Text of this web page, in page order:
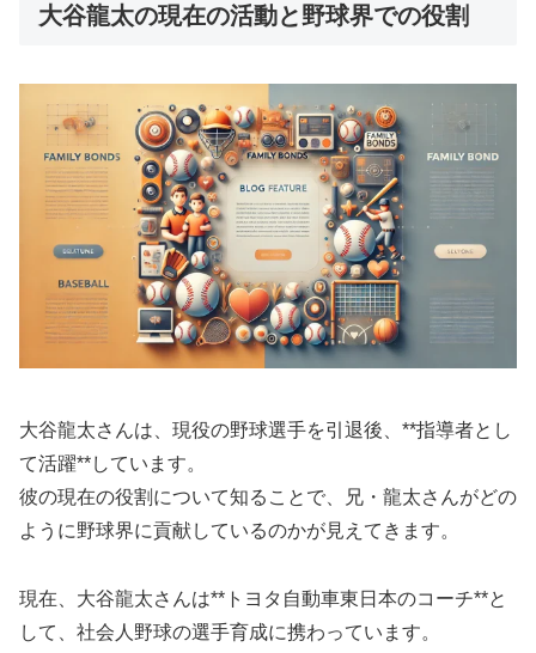
大谷龍太の現在の活動と野球界での役割
大谷龍太さんは、現役の野球選手を引退後、**指導者とし
て活躍**しています。
彼の現在の役割について知ることで、兄・龍太さんがどの
ように野球界に貢献しているのかが見えてきます。
現在、大谷龍太さんは**トヨタ自動車東日本のコーチ**と
して、社会人野球の選手育成に携わっています。